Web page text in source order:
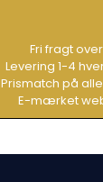
Fri fragt
Levering 1-4
Prismatch på
E-mærket